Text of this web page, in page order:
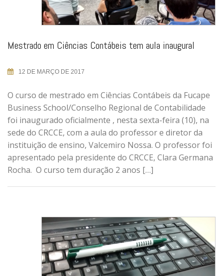
Mestrado em Ciências Contábeis tem aula inaugural
12 DE MARÇO DE 2017
O curso de mestrado em Ciências Contábeis da Fucape
Business School/Conselho Regional de Contabilidade
foi inaugurado oficialmente , nesta sexta-feira (10), na
sede do CRCCE, com a aula do professor e diretor da
instituição de ensino, Valcemiro Nossa. O professor foi
apresentado pela presidente do CRCCE, Clara Germana
Rocha. O curso tem duração 2 anos […]